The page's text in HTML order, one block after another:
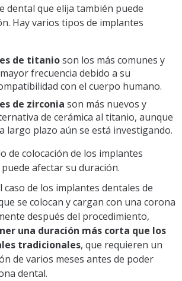
dental que elija también puede
Hay varios tipos de implantes
de titanioson los más comunes y
frecuencia debido a su
con el cuerpo humano.
de zirconia son más nuevos y
de cerámica al titanio, aunque
largo plazo aún se está investigando.
de colocación de los implantes
afectar su duración.
caso de los implantes dentales de
se colocan y cargan con una corona
después del procedimiento,
una duración más corta que los
tradicionales, que requieren un
de varios meses antes de poder
dental.